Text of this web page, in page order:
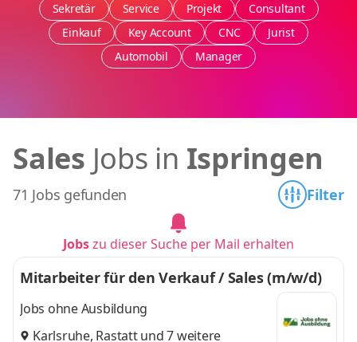
Sekretär
Service Projekt
Consultant
Einkauf
Key Account CNC
Jurist
Automobil
Manager
Sales Jobs in Ispringen
71 Jobs gefunden Filter
Jobszu dieser Suche per Mail erhalten
Mitarbeiter für den Verkauf / Sales (m/w/d)
Jobs ohne Ausbildung
Karlsruhe, Rastattund 7 weitere